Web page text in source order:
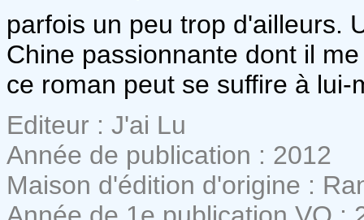
parfois un peu trop d'ailleurs.
Chine passionnante dont il
ce roman peut se suffire à lui-
Editeur : J'ai Lu
Année de publication : 2012
Maison d'édition d'origine :